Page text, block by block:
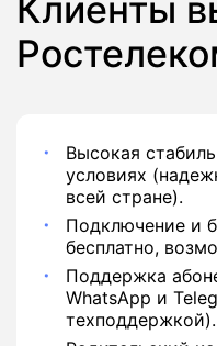
Клиенты
Высокая
условиях
всей стране).
Подключение и
бесплатно,
Поддержка
WhatsApp и
техподдержкой).